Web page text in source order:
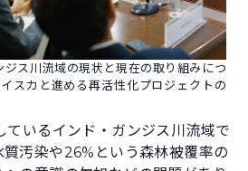
ス川流域の現状と現在の取り組みにつ
スカと進める再活性化プロジェクトの
ているインド・ガンジス川流域で
汚染や26%という森林被覆率の